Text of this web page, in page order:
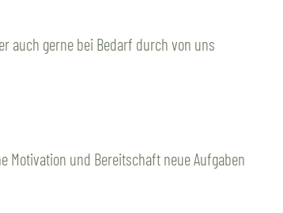
auch gerne bei Bedarf durch von uns
und Bereitschaft neue Aufgaben